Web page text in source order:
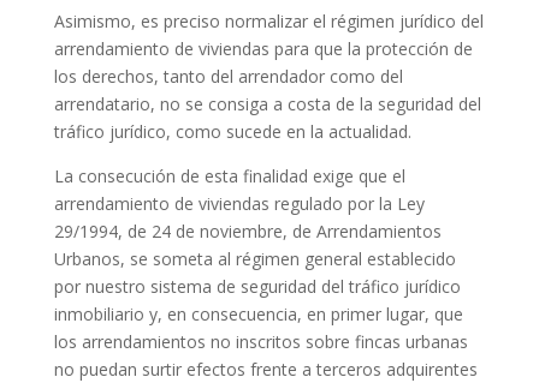
Asimismo, es preciso normalizar el régimen jurídico del
arrendamiento de viviendas para que la protección de
los derechos, tanto del arrendador como del
arrendatario, no se consiga a costa de la seguridad del
tráfico jurídico, como sucede en la actualidad.
La consecución de esta finalidad exige que el
arrendamiento de viviendas regulado por la Ley
29/1994, de 24 de noviembre, de Arrendamientos
Urbanos, se someta al régimen general establecido
por nuestro sistema de seguridad del tráfico jurídico
inmobiliario y, en consecuencia, en primer lugar, que
los arrendamientos no inscritos sobre fincas urbanas
no puedan surtir efectos frente a terceros adquirentes